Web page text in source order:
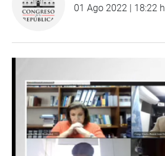
01 Ago 2022 | 18:22 h